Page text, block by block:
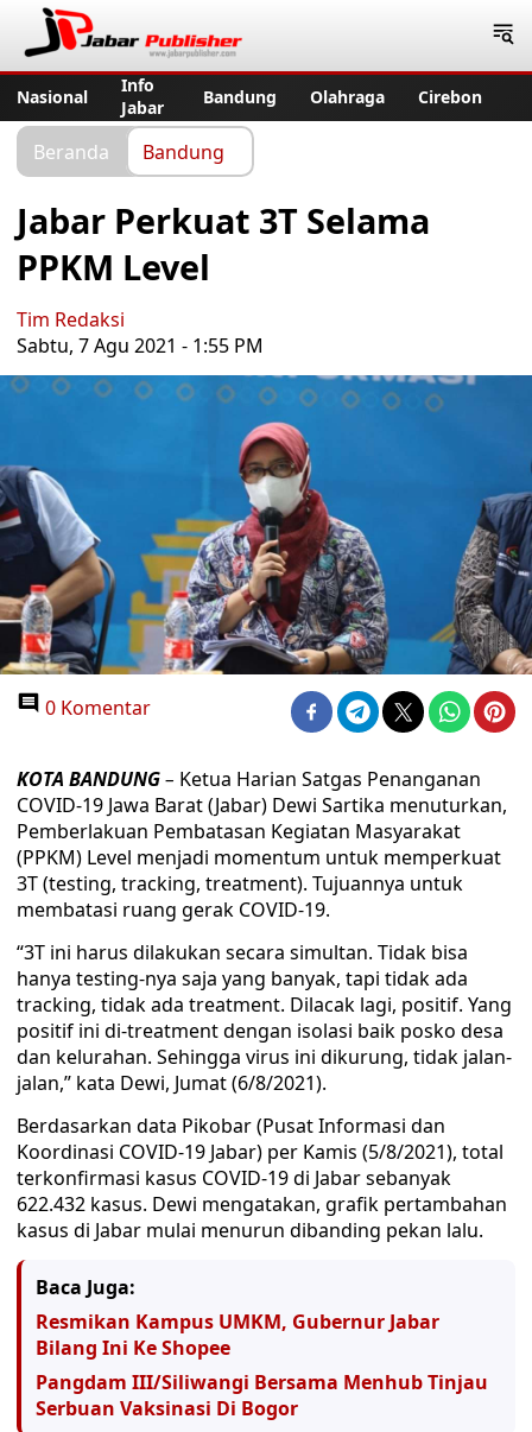
Nasional
Info
Jabar
Bandung Olahraga Cirebon
Beranda Bandung
Jabar Perkuat 3T Selama
PPKM Level
Tim Redaksi
Sabtu, 7 Agu 2021 - 1:55 PM
0 Komentar
KOTA BANDUNG– Ketua Harian Satgas Penanganan
COVID-19 Jawa Barat (Jabar) Dewi Sartika menuturkan,
Pemberlakuan Pembatasan Kegiatan Masyarakat
(PPKM) Level menjadi momentum untuk memperkuat
3T (testing, tracking, treatment). Tujuannya untuk
membatasi ruang gerak COVID-19.
“3T ini harus dilakukan secara simultan. Tidak bisa
hanya testing-nya saja yang banyak, tapi tidak ada
tracking, tidak ada treatment. Dilacak lagi, positif. Yang
positif ini di-treatment dengan isolasi baik posko desa
dan kelurahan. Sehingga virus ini dikurung, tidak jalan-
jalan,” kata Dewi, Jumat (6/8/2021).
Berdasarkan data Pikobar (Pusat Informasi dan
Koordinasi COVID-19 Jabar) per Kamis (5/8/2021), total
terkonfirmasi kasus COVID-19 di Jabar sebanyak
622.432 kasus. Dewi mengatakan, grafik pertambahan
kasus di Jabar mulai menurun dibanding pekan lalu.
Baca Juga:
Resmikan Kampus UMKM, Gubernur Jabar
Bilang Ini Ke Shopee
Pangdam III/Siliwangi Bersama Menhub Tinjau
Serbuan Vaksinasi Di Bogor